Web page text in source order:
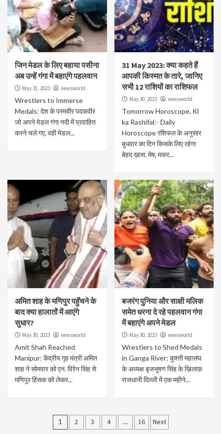
जिन मेडल के लिए बहाया पसीना
अब उन्हें गंगा में बहाएंगे पहलवान
May 31, 2023 newsworld
Wrestlers to Immerse
Medals: देश के परमवीर पदकवीर
जो अपने मेडल गंगा नदी में प्रवाहित
करने चले गए. वही मेडल...
31 May 2023: क्या कहते हैं
आपकी किस्मत के तारे, जानिए
सभी 12 राशियों का राशिफल
May 30, 2023 newsworld
Tomorrow Horoscope, Kl
ka Rashifal:- Daily
Horoscope रशिफल के अनुसार
बुधवार का दिन किसके लिए रहेगा
बेहद ख़ास. मेष, मकर...
अमित शाह के मणिपुर पहुॅंचने के
बाद क्या हालातों में आएंगे
सुधार?
May 30, 2023 newsworld
Amit Shah Reached
Manipur: केंद्रीय गृह मंत्री अमित
शाह ने सोमवार को एन. विरेन सिंह से
मणिपुर हिंसक को लेकर...
बजरंग पुनिया और साक्षी मलिक
समेत धरना दे रहे पहलवान गंगा
में बहाएंगे अपने मेडल
May 30, 2023 newsworld
Wrestlers to Shed Medals
in Ganga River: कुश्ती महासंघ
के अध्यक्ष बृजभूषण सिंह के ख़िलाफ़
राजधानी दिल्ली में एक महीने...
Posts
1 2 3 4 … 16 Next